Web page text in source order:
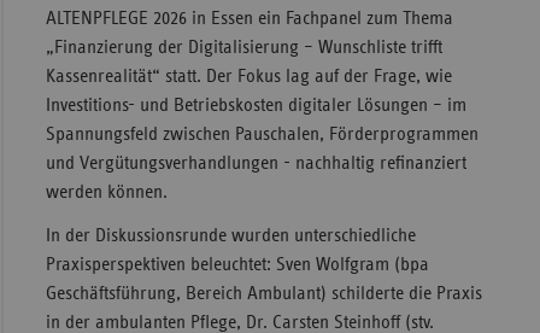
ALTENPFLEGE 2026 in Essen ein Fachpanel zum Thema
„Finanzierung der Digitalisierung – Wunschliste trifft
Kassenrealität“ statt. Der Fokus lag auf der Frage, wie
Investitions- und Betriebskosten digitaler Lösungen – im
Spannungsfeld zwischen Pauschalen, Förderprogrammen
und Vergütungsverhandlungen - nachhaltig refinanziert
werden können.
In der Diskussionsrunde wurden unterschiedliche
Praxisperspektiven beleuchtet: Sven Wolfgram (bpa
Geschäftsführung, Bereich Ambulant) schilderte die Praxis
in der ambulanten Pflege, Dr. Carsten Steinhoff (stv.